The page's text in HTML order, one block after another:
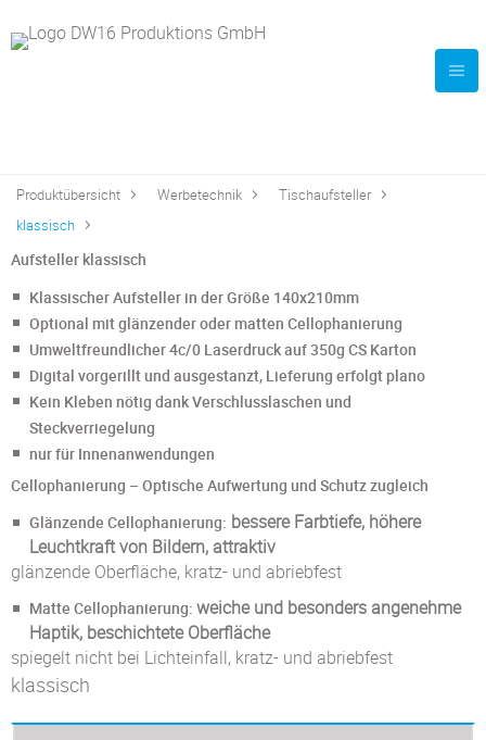
Produktübersicht Werbetechnik
Tischaufsteller
klassisch
Aufsteller klassisch
Klassischer Aufsteller in der Größe 140x210mm
Optional mit glänzender oder matten Cellophanierung
Umweltfreundlicher 4c/0 Laserdruck auf 350g CS Karton
Digital vorgerillt und ausgestanzt, Lieferung erfolgt plano
Kein Kleben nötig dank Verschlusslaschen und
Steckverriegelung
nur für Innenanwendungen
​Cellophanierung – Optische Aufwertung und Schutz zugleich
Glänzende Cellophanierung: bessere Farbtiefe, höhere
Leuchtkraft von Bildern, attraktiv
glänzende Oberfläche, kratz- und abriebfest
Matte Cellophanierung: weiche und besonders angenehme
Haptik, beschichtete Oberfläche
spiegelt nicht bei Lichteinfall, kratz- und abriebfest
klassisch